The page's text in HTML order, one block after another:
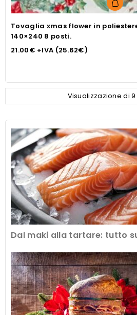
Tovaglia xmas flower in
140×240 8 posti.
21.00€ +IVA (25.62€)
Visualizzazione di
Dal maki alla tartare: tutto